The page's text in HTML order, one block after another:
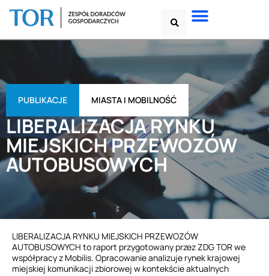
PUBLIKACJE MIASTA I MOBILNOŚĆ
LIBERALIZACJA RYNKU
MIEJSKICH PRZEWOZÓW
AUTOBUSOWYCH
LIBERALIZACJA RYNKU MIEJSKICH PRZEWOZÓW
AUTOBUSOWYCH to raport przygotowany przez ZDG TOR we
współpracy z Mobilis. Opracowanie analizuje rynek krajowej
miejskiej komunikacji zbiorowej w kontekście aktualnych